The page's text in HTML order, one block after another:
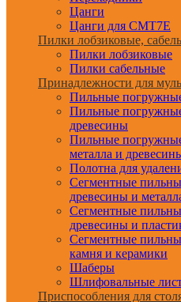
Цанги
Цанги для CMT7E
Пилки лобзиковые,
Пилки лобзиковые
Пилки сабельные
Принадлежности для
Пильные
Пильные
древесины
Пильные
металла и
Полотна для
Сегментные
древесины и
Сегментные
древесины и
Сегментные
камня и керамики
Шаберы
Шлифовальные
Приспособления для